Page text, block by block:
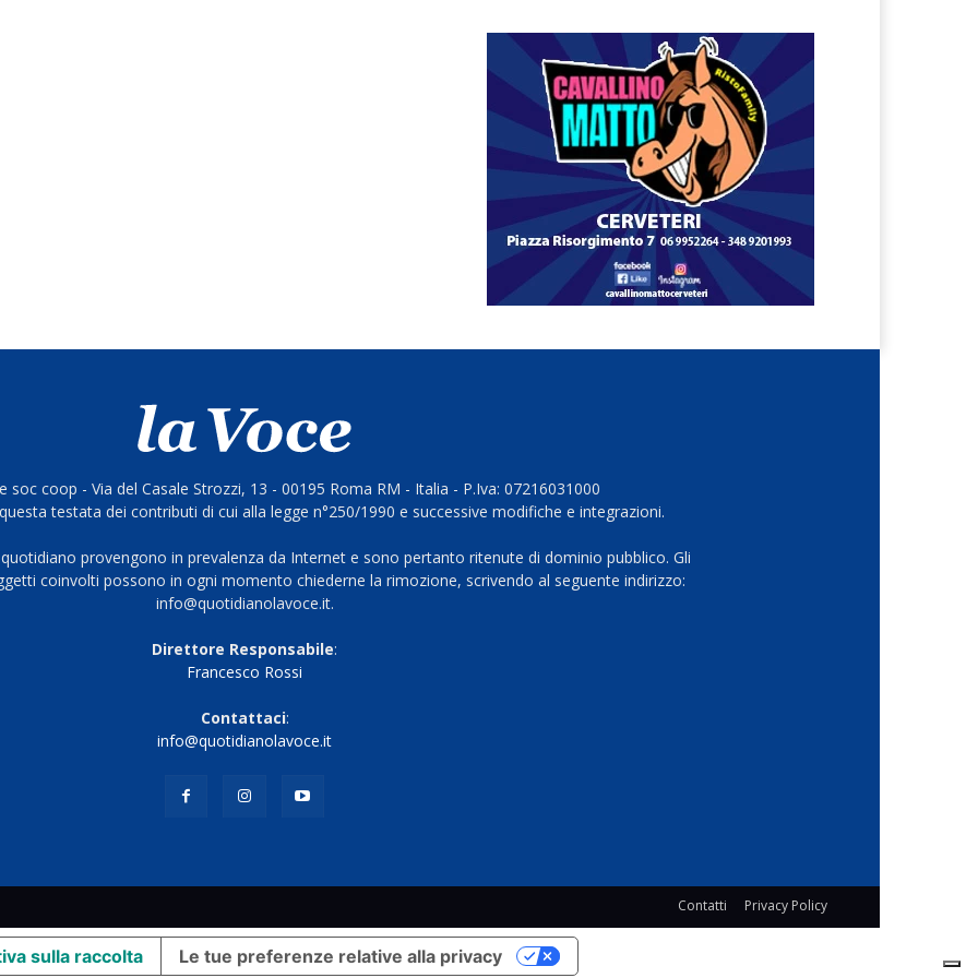
soc coop - Via del Casale Strozzi, 13 - 00195 Roma RM - Italia - P.Iva: 07216031000
testata dei contributi di cui alla legge n°250/1990 e successive modifiche e integrazioni.
provengono in prevalenza da Internet e sono pertanto ritenute di dominio pubblico. Gli
coinvolti possono in ogni momento chiederne la rimozione, scrivendo al seguente indirizzo:
info@quotidianolavoce.it.
Direttore Responsabile:
Francesco Rossi
Contattaci:
info@quotidianolavoce.it
Contatti Privacy Policy
sulla raccolta Le tue preferenze relative alla privacy